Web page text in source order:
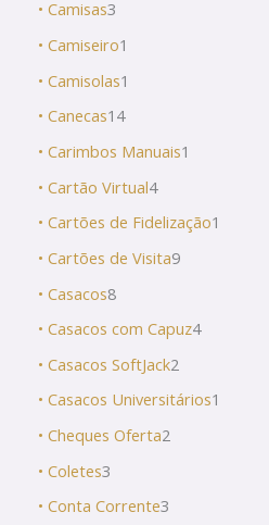
• Camisas3
• Camiseiro1
• Camisolas1
• Canecas14
• Carimbos Manuais1
• Cartão Virtual4
• Cartões de Fidelização1
• Cartões de Visita9
• Casacos8
• Casacos com Capuz4
• Casacos SoftJack2
• Casacos Universitários1
• Cheques Oferta2
• Coletes3
• Conta Corrente3